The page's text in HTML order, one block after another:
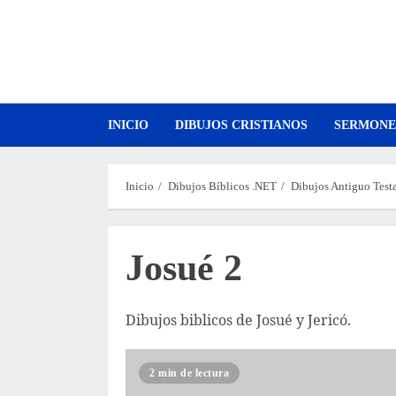
INICIO DIBUJOS CRISTIANOS
Inicio Dibujos Bíblicos .NET Dibujos Antiguo
Josué 2
Dibujos biblicos de Josué y Jericó.
2 min de lectura